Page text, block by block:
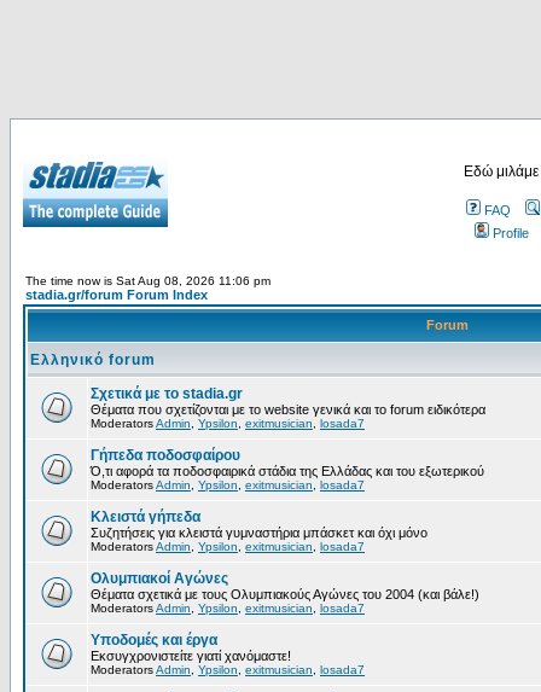
Εδώ
FAQ
Profile
The time now is Sat Aug 08, 2026 11:06 pm
stadia.gr/forum Forum Index
Forum
Ελληνικό forum
Σχετικά με το stadia.gr
Θέματα που σχετίζονται με το website γενικά και το forum ειδικότερα
ModeratorsAdmin Ypsilon exitmusician losada7
Γήπεδα ποδοσφαίρου
Ό,τι αφορά τα ποδοσφαιρικά στάδια της Ελλάδας και του εξωτερικού
ModeratorsAdmin Ypsilon exitmusician losada7
Κλειστά γήπεδα
Συζητήσεις για κλειστά γυμναστήρια μπάσκετ και όχι μόνο
ModeratorsAdmin Ypsilon exitmusician losada7
Ολυμπιακοί Αγώνες
Θέματα σχετικά με τους Ολυμπιακούς Αγώνες του 2004 (και βάλε!)
ModeratorsAdmin Ypsilon exitmusician losada7
Υποδομές και έργα
Εκσυγχρονιστείτε γιατί χανόμαστε!
ModeratorsAdmin Ypsilon exitmusician losada7